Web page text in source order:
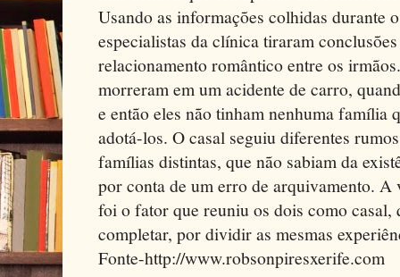
Usando as informações colhidas durante
especialistas da clínica tiraram
relacionamento romântico entre os
morreram em um acidente de carro,
e então eles não tinham nenhuma família
adotá-los. O casal seguiu diferentes
famílias distintas, que não sabiam da
por conta de um erro de arquivamento. A
foi o fator que reuniu os dois como casal,
completar, por dividir as mesmas
Fonte-http://www.robsonpiresxerife.com